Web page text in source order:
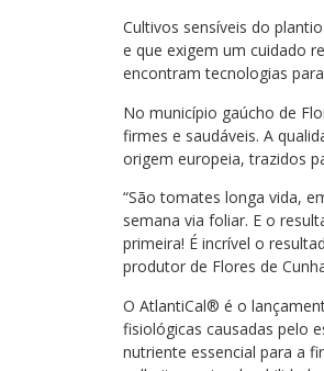
Cultivos sensíveis do
e que exigem um cuidado
encontram tecnologias
No município gaúcho de
firmes e saudáveis. A
origem europeia, trazidos
“São tomates longa vida,
semana via foliar. E o
primeira! É incrível o
produtor de Flores de
O AtlantiCal® é o
fisiológicas causadas pelo
nutriente essencial para a